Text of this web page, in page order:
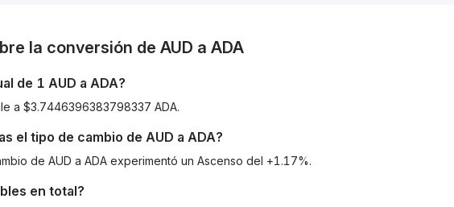
la conversión de AUD a ADA
de 1 AUD a ADA?
a $3.7446396383798337 ADA.
el tipo de cambio de AUD a ADA?
de AUD a ADA experimentó un Ascenso del +1.17%.
en total?